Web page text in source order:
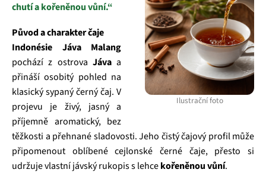
Ilustrační foto
chutí a kořeněnou vůní.“
Původ a charakter čaje
Indonésie Jáva Malang
pochází z ostrovaJáva a
přináší osobitý pohled na
klasický sypaný černý čaj. V
projevu je živý, jasný a
příjemně aromatický, bez
těžkosti a přehnané sladovosti. Jeho čistý čajový profil může
připomenout oblíbené cejlonské černé čaje, přesto si
udržuje vlastní jávský rukopis s lehcekořeněnou vůní.